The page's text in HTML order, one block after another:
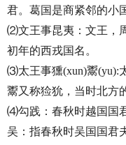
君。葛国是商紧邻的小
⑵文王事昆夷：文王，
初年的西戎国名。
⑶太王事獯(xun)鬻(yu):
鬻又称猃狁，当时北方
⑷勾践：春秋时越国国
吴：指春秋时吴国国君